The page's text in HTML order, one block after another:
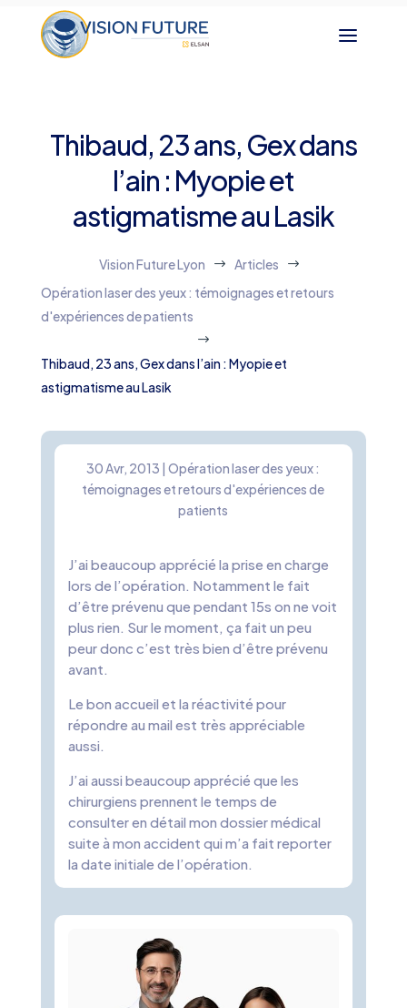
Thibaud, 23 ans, Gex dans
l’ain : Myopie et
astigmatisme au Lasik
Vision Future Lyon $ Articles $
Opération laser des yeux : témoignages et retours
d'expériences de patients
$
Thibaud, 23 ans, Gex dans l’ain : Myopie et
astigmatisme au Lasik
30 Avr, 2013 |Opération laser des yeux :
témoignages et retours d'expériences de
patients
J’ai beaucoup apprécié la prise en charge
lors de l’opération. Notamment le fait
d’être prévenu que pendant 15s on ne voit
plus rien. Sur le moment, ça fait un peu
peur donc c’est très bien d’être prévenu
avant.
Le bon accueil et la réactivité pour
répondre au mail est très appréciable
aussi.
J’ai aussi beaucoup apprécié que les
chirurgiens prennent le temps de
consulter en détail mon dossier médical
suite à mon accident qui m’a fait reporter
la date initiale de l’opération.